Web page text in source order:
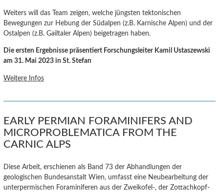
Weiters will das Team zeigen, welche jüngsten tektonischen
Bewegungen zur Hebung der Südalpen (z.B. Karnische Alpen) und der
Ostalpen (z.B. Gailtaler Alpen) beigetragen haben.
Die ersten Ergebnisse präsentiert Forschungsleiter Kamil Ustaszewski
am 31. Mai 2023 in St. Stefan
Weitere Infos
EARLY PERMIAN FORAMINIFERS AND
MICROPROBLEMATICA FROM THE
CARNIC ALPS
Diese Arbeit, erschienen als Band 73 der Abhandlungen der
geologischen Bundesanstalt Wien, umfasst eine Neubearbeitung der
unterpermischen Foraminiferen aus der Zweikofel-, der Zottachkopf-